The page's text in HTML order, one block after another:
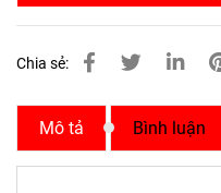
Chia sẻ:
Mô tả Bình luận